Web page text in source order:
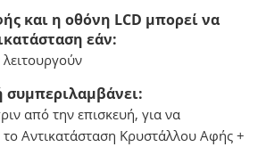
και η οθόνη LCD μπορεί να
εάν:
συμπεριλαμβάνει:
από την επισκευή, για να
το Αντικατάσταση Κρυστάλλου Αφής +